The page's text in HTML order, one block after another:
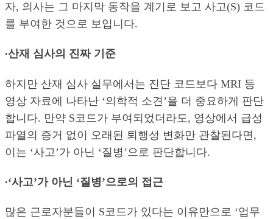
자, 의사는 그 마지막 동작을 계기로 보고 사고(S) 코드
를 부여한 것으로 보입니다.
∙산재 심사의 진짜 기준
하지만 산재 심사 실무에서는 진단 코드보다 MRI 등
영상 자료에 나타난 ‘의학적 소견’을 더 중요하게 판단
합니다. 만약 S코드가 부여되었더라도, 영상에서 급성
파열의 증거 없이 오래된 퇴행성 변화만 관찰된다면,
이는 ‘사고’가 아닌 ‘질병’으로 판단합니다.
∙‘사고’가 아닌 ‘질병’으로의 접근
많은 근로자분들이 S코드가 있다는 이유만으로 ‘업무